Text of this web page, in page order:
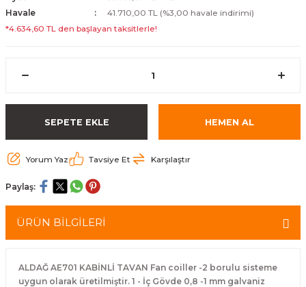
Havale
41.710,00 TL (%3,00 havale indirimi)
*4.634,60 TL den başlayan taksitlerle!
SEPETE EKLE HEMEN AL
Yorum Yaz Tavsiye Et Karşılaştır
Paylaş:
ÜRÜN BİLGİLERİ
ALDAĞ AE701 KABİNLİ TAVAN Fan coiller -2 borulu sisteme
uygun olarak üretilmiştir. 1 - İç Gövde 0,8 -1 mm galvaniz